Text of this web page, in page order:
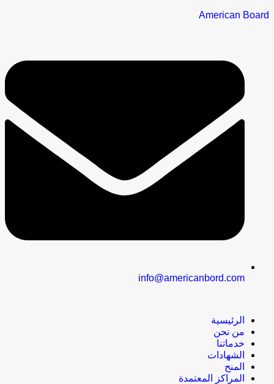
American Board
info@americanbord.com
الرئيسية
من نحن
خدماتنا
الشهادات
المنح
المراكز المعتمدة